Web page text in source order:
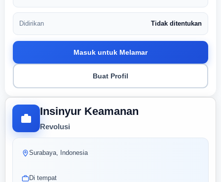
Insinyur Keamanan
Revolusi
Surabaya, Indonesia
Di tempat
Didirikan Tidak ditentukan
Masuk untuk Melamar
Buat Profil